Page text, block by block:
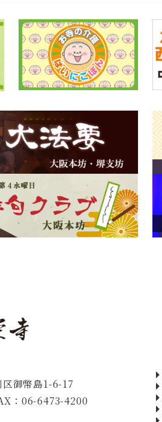
御幣島1-6-17
：06-6473-4200